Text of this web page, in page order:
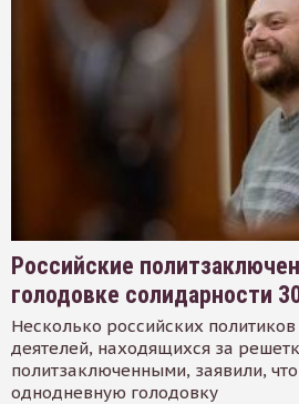
Российские
голодовке солидарности
Несколько российских
деятелей, находящихся за
политзаключенными, заявили,
однодневную голодовку